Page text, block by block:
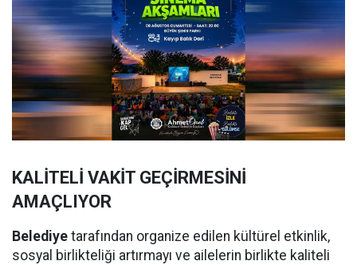
KALİTELİ VAKİT GEÇİRMESİNİ
AMAÇLIYOR
Belediye tarafından organize edilen kültürel etkinlik,
sosyal birlikteliği artırmayı ve ailelerin birlikte kaliteli